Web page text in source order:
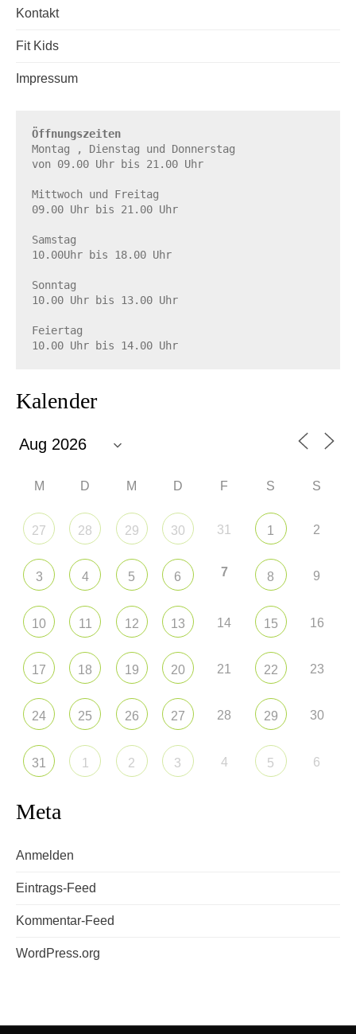
Kontakt
Fit Kids
Impressum
Öffnungszeiten
Montag , Dienstag und Donnerstag
von 09.00 Uhr bis 21.00 Uhr
Mittwoch und Freitag
09.00 Uhr bis 21.00 Uhr
Samstag
10.00Uhr bis 18.00 Uhr
Sonntag
10.00 Uhr bis 13.00 Uhr
Feiertag
10.00 Uhr bis 14.00 Uhr
Kalender
M D M D F S S
27 28 29 30 31 1 2
3 4 5 6 7 8 9
10 11 12 13 14 15 16
17 18 19 20 21 22 23
24 25 26 27 28 29 30
31 1 2 3 4 5 6
Meta
Anmelden
Eintrags-Feed
Kommentar-Feed
WordPress.org